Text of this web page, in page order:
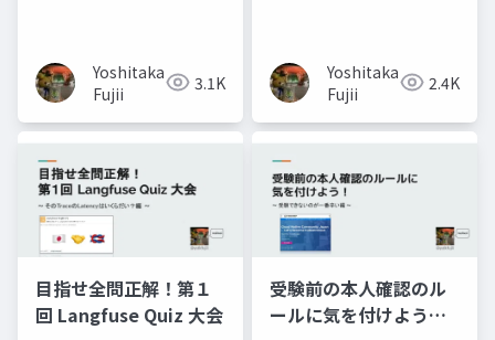
Yoshitaka
Fujii
3.1K
Yoshitaka
Fujii
2.4K
目指せ全問正解！第１
回 Langfuse Quiz 大会
受験前の本人確認のル
ールに気を付けよう！~